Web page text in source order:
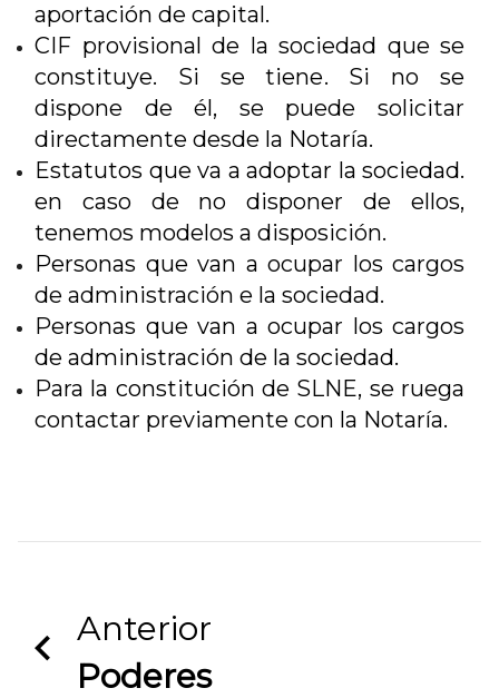
aportación de capital.
CIF provisional de la sociedad que se
constituye. Si se tiene. Si no se
dispone de él, se puede solicitar
directamente desde la Notaría.
Estatutos que va a adoptar la sociedad.
en caso de no disponer de ellos,
tenemos modelos a disposición.
Personas que van a ocupar los cargos
de administración e la sociedad.
Personas que van a ocupar los cargos
de administración de la sociedad.
Para la constitución de SLNE, se ruega
contactar previamente con la Notaría.
Anterior
Poderes